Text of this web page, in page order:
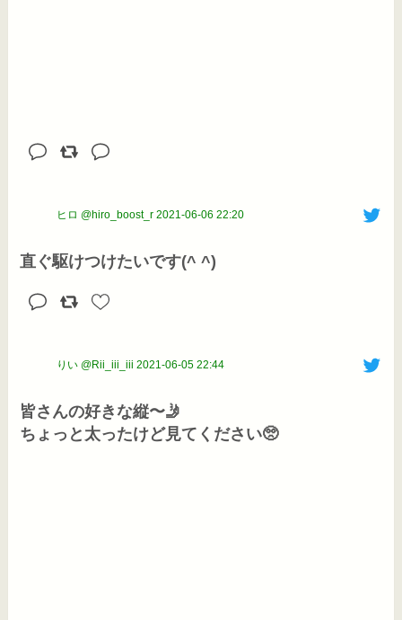
ヒロ @hiro_boost_r 2021-06-06 22:20
直ぐ駆けつけたいです(^ ^)
りい @Rii_iii_iii 2021-06-05 22:44
皆さんの好きな縦〜🤳
ちょっと太ったけど見てください🥺